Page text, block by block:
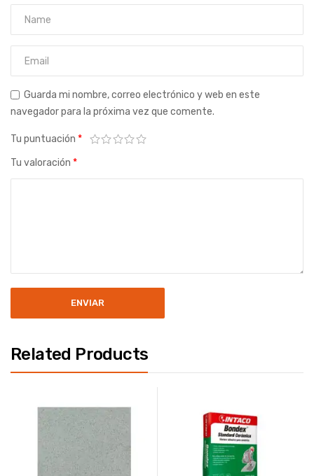
Guarda mi nombre, correo electrónico y web en este
navegador para la próxima vez que comente.
Tu puntuación *
Tu valoración *
Related Products